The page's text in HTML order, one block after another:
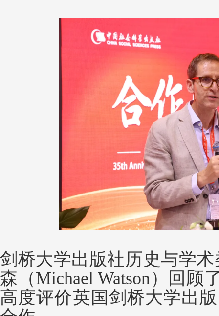
剑桥大学出版社历史与学
森（Michael Watson）回顾
高度评价英国剑桥大学出